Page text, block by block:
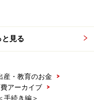
見る
産・教育のお金
>
アーカイブ
>
手続き編＞